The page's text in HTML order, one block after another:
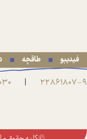
فیدیبو طاقچه
22861807-9
|